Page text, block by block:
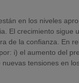
en los niveles
El crecimiento sigue
de la confianza. En
i) el aumento del
tensiones en